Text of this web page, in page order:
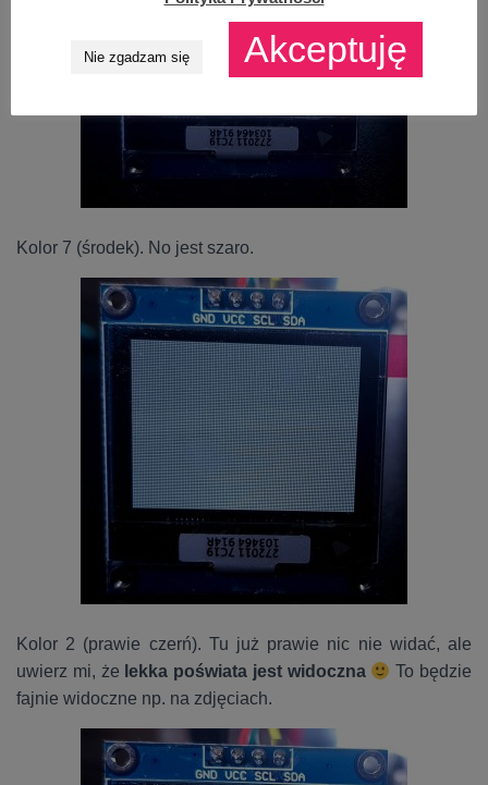
Kolor 7 (środek). No jest szaro.
Kolor 2 (prawie czerń). Tu już prawie nic nie widać, ale
uwierz mi, że lekka poświata jest widoczna
To będzie
fajnie widoczne np. na zdjęciach.
Nie zgadzam się Akceptuję